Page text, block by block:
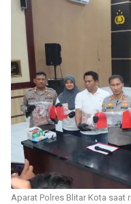
Aparat Polres Blitar Kota saat